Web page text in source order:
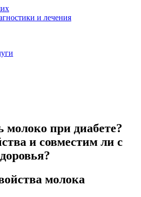
и лечения
при диабете?
и совместим ли с
молока